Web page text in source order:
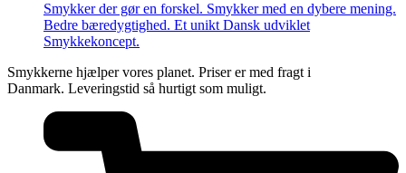
Smykker der gør en forskel. Smykker med en dybere mening.
Bedre bæredygtighed. Et unikt Dansk udviklet
Smykkekoncept.
Smykkerne hjælper vores planet. Priser er med fragt i
Danmark. Leveringstid så hurtigt som muligt.